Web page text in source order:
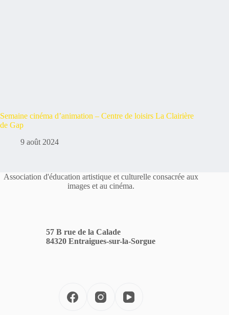
Semaine cinéma d’animation – Centre de loisirs La Clairière
de Gap
9 août 2024
Association d'éducation artistique et culturelle consacrée aux
images et au cinéma.
57 B rue de la Calade
84320 Entraigues-sur-la-Sorgue